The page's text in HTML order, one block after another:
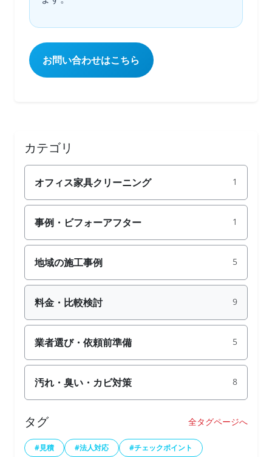
お問い合わせはこちら
カテゴリ
オフィス家具クリーニング 1
事例・ビフォーアフター 1
地域の施工事例 5
料金・比較検討 9
業者選び・依頼前準備 5
汚れ・臭い・カビ対策 8
タグ 全タグページへ
#見積 #法人対応 #チェックポイント